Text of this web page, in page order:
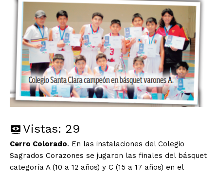
Vistas: 29
Cerro Colorado. En las instalaciones del Colegio
Sagrados Corazones se jugaron las finales del básquet
categoría A (10 a 12 años) y C (15 a 17 años) en el